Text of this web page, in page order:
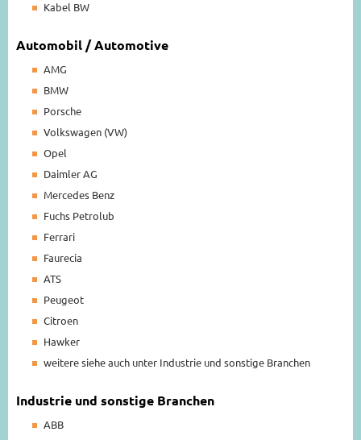
Kabel BW
Automobil / Automotive
AMG
BMW
Porsche
Volkswagen (VW)
Opel
Daimler AG
Mercedes Benz
Fuchs Petrolub
Ferrari
Faurecia
ATS
Peugeot
Citroen
Hawker
weitere siehe auch unter Industrie und sonstige Branchen
Industrie und sonstige Branchen
ABB